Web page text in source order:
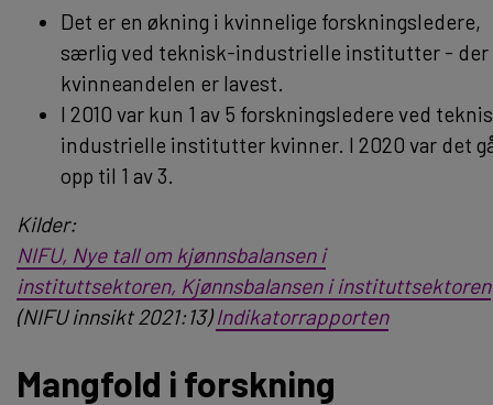
Det er en økning i kvinnelige forskningsledere,
særlig ved teknisk-industrielle institutter - der
kvinneandelen er lavest.
I 2010 var kun 1 av 5 forskningsledere ved
industrielle institutter kvinner. I 2020 var det
opp til 1 av 3.
Kilder:
NIFU, Nye tall om kjønnsbalansen i
instituttsektoren, Kjønnsbalansen i instituttsektoren
(NIFU innsikt 2021:13) Indikatorrapporten
Mangfold i forskning